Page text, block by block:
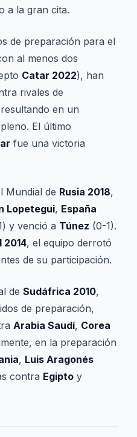
a la gran cita.
de preparación para el
al menos dos
Catar 2022), han
rivales de
en un
El último
fue una victoria
Mundial de Rusia 2018,
Lopetegui, España
y venció a Túnez (0-1).
2014, el equipo derrotó
de su participación.
de Sudáfrica 2010,
de preparación,
Arabia Saudí, Corea
en la preparación
, Luis Aragonés
contra Egipto y